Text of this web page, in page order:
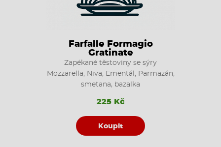
Farfalle Formagio
Gratinate
Zapékané těstoviny se sýry
Mozzarella, Niva, Ementál, Parmazán,
smetana, bazalka
225 Kč
Koupit